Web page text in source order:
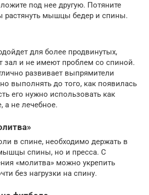
под нее другую. Потяните
растянуть мышцы бедер и спины.
для более продвинутых,
зал и не имеют проблем со спиной.
развивает выпрямители
выполнять до того, как появилась
его нужно использовать как
а не лечебное.
в спине, необходимо держать в
спины, но и пресса. С
«молитва» можно укрепить
без нагрузки на спину.